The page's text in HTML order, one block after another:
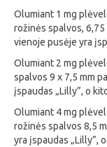
Olumiant 1 mg
rožinės spalvos,
vienoje pusėje yra
Olumiant 2 mg
spalvos 9 x 7,5 mm
įspaudas „Lilly”, o
Olumiant 4 mg
rožinės spalvos 8,5
yra įspaudas „Lilly”,